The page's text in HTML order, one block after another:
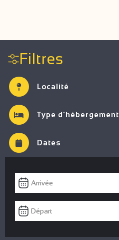
Filtres
Localité
Type d'hébergement
Dates